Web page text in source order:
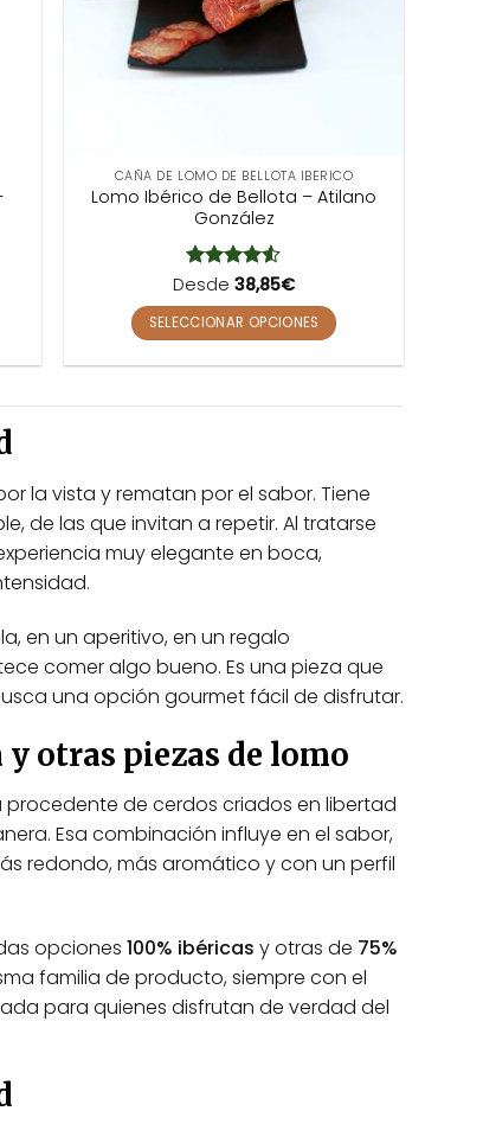
CAÑA DE LOMO DE BELLOTA IBÉRICO
Lomo Ibérico de Bellota – Atilano
González
Valorado
de 5
Desde38,85€
SELECCIONAR OPCIONES
Las
opciones
se
página
de
producto
la vista y rematan por el sabor. Tiene
de las que invitan a repetir. Al tratarse
muy elegante en boca,
en un aperitivo, en un regalo
comer algo bueno. Es una pieza que
una opción gourmet fácil de disfrutar.
otras piezas de lomo
procedente de cerdos criados en libertad
Esa combinación influye en el sabor,
redondo, más aromático y con un perfil
opciones 100% ibéricas y otras de 75%
familia de producto, siempre con el
para quienes disfrutan de verdad del